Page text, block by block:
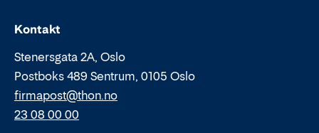
Kontakt
Stenersgata 2A, Oslo
Postboks 489 Sentrum, 0105 Oslo
Epost:
firmapost@thon.no
Telefon:
23 08 00 00